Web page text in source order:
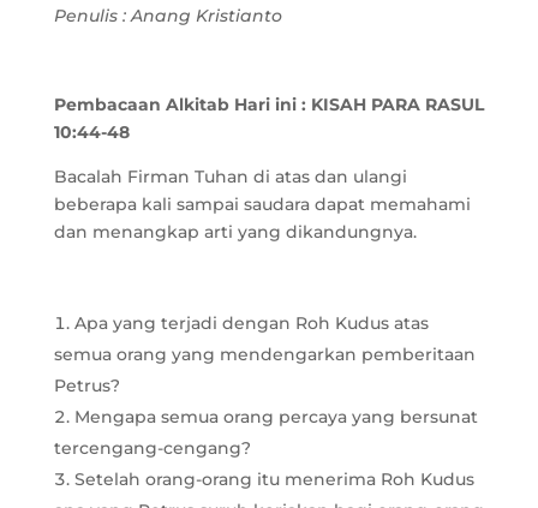
Penulis : Anang Kristianto
Pembacaan Alkitab Hari ini : KISAH PARA RASUL
10:44-48
Bacalah Firman Tuhan di atas dan ulangi
beberapa kali sampai saudara dapat memahami
dan menangkap arti yang dikandungnya.
Apa yang terjadi dengan Roh Kudus atas
semua orang yang mendengarkan pemberitaan
Petrus?
Mengapa semua orang percaya yang bersunat
tercengang-cengang?
Setelah orang-orang itu menerima Roh Kudus